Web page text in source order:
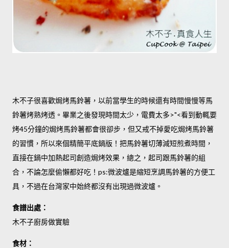
木不子很喜歡焗烤馬鈴薯，以前當學生的時候還有時間慢慢等馬
鈴薯烤熟烤透。畢業之後發現時間太少，電費太多>"<看到動輒要
烤45分鐘的焗烤馬鈴薯都會很卻步，但又戒不掉愛吃焗烤馬鈴薯
的習慣，所以來個精簡平底鍋版！把馬鈴薯切薄減短煎煮時間，
直接在鍋中加熱起司創造焗烤效果，總之，起司跟馬鈴薯的組
合，不論怎麼偷懶都好吃！ps:微波爐是縮短烹調馬鈴薯的方便工
具，不過在台灣家中始終都沒有出現過微波爐。
食譜出處：
木不子廚房做實驗
食材：